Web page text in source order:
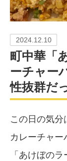
2024.12.10
町中華「
ーチャー
性抜群だ
この日の気分
カレーチャー
「あけぼの